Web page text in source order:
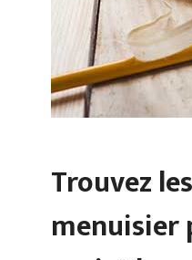
Trouvez